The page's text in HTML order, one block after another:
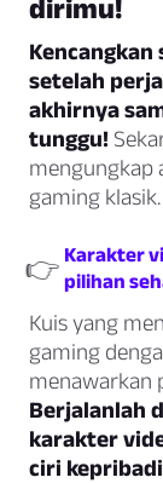
dirimu!
Kencangkan
setelah
akhirnya
tunggu!
mengungkap
gaming klasik.
👉 Karakter
pilihan
Kuis yang
gaming
menawarkan
Berjalanlah
karakter
ciri